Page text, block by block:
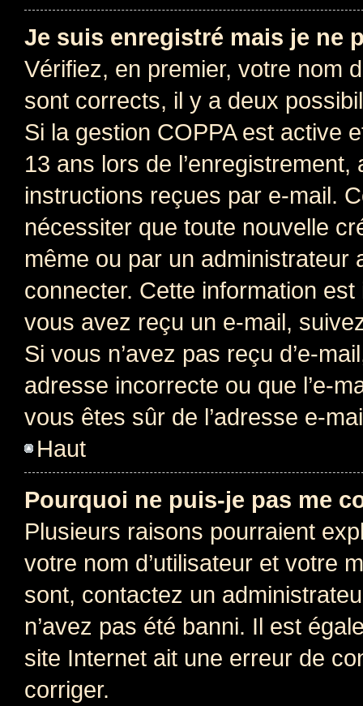
Je suis enregistré mais je ne
Vérifiez, en premier, votre nom
sont corrects, il y a deux
Si la gestion COPPA est active
13 ans lors de
instructions reçues par e-mail.
nécessiter que toute nouvelle
même ou par un
connecter. Cette information
vous avez reçu un e-mail,
Si vous n’avez pas reçu d’e-
adresse incorrecte ou que l’e-
vous êtes sûr de l’adresse e-
Haut
Pourquoi ne puis-je pas me
Plusieurs raisons pourraient
votre nom d’utilisateur et votre
sont, contactez un
n’avez pas été banni. Il est
site Internet ait une erreur de
corriger.